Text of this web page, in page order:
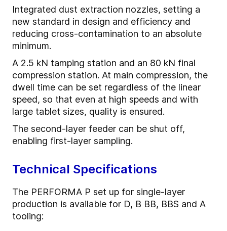
Integrated dust extraction nozzles, setting a
new standard in design and efficiency and
reducing cross-contamination to an absolute
minimum.
A 2.5 kN tamping station and an 80 kN final
compression station. At main compression, the
dwell time can be set regardless of the linear
speed, so that even at high speeds and with
large tablet sizes, quality is ensured.
The second-layer feeder can be shut off,
enabling first-layer sampling.
Technical Specifications
The PERFORMA P set up for single-layer
production is available for D, B BB, BBS and A
tooling: